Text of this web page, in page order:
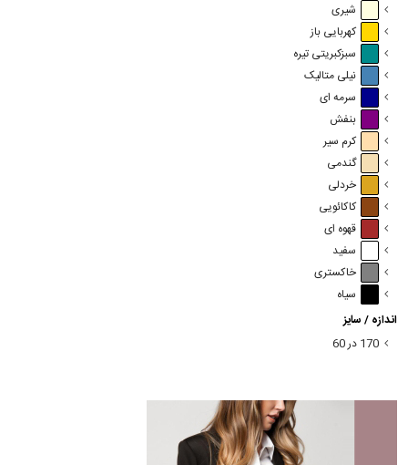
شیری
کهربایی باز
سبزکبریتی تیره
نیلی متالیک
سرمه ای
بنفش
کرم سیر
گندمی
خردلی
کاکائویی
قهوه ای
سفید
خاکستری
سیاه
اندازه / سایز
170 در 60